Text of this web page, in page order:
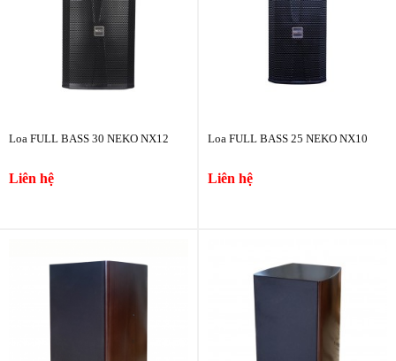
Loa FULL BASS 30 NEKO NX12
Liên hệ
Loa FULL BASS 25 NEKO NX10
Liên hệ